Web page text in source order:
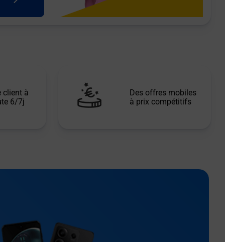
client à
6/7j
Des offres mobiles
à prix compétitifs